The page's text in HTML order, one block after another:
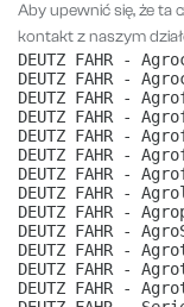
Aby upewnić się, że ta
kontakt z naszym
DEUTZ FAHR -
DEUTZ FAHR -
DEUTZ FAHR -
DEUTZ FAHR -
DEUTZ FAHR -
DEUTZ FAHR -
DEUTZ FAHR -
DEUTZ FAHR -
DEUTZ FAHR -
DEUTZ FAHR -
DEUTZ FAHR -
DEUTZ FAHR -
DEUTZ FAHR -